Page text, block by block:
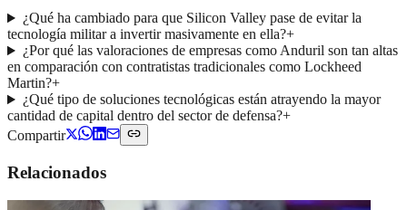
¿Qué ha cambiado para que Silicon Valley pase de evitar la
tecnología militar a invertir masivamente en ella?+
¿Por qué las valoraciones de empresas como Anduril son tan altas
en comparación con contratistas tradicionales como Lockheed
Martin?+
¿Qué tipo de soluciones tecnológicas están atrayendo la mayor
cantidad de capital dentro del sector de defensa?+
Compartir
Relacionados